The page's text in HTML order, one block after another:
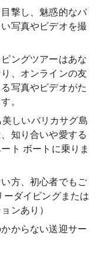
撃し、魅惑的なバ
写真やビデオを撮
ングツアーはあな
、オンラインの友
写真やビデオがた
。
しいバリカサグ島
知り合いや愛する
ト ボートに乗りま
方、初心者でもご
ダイビングまたは
ンあり）
からない送迎サー